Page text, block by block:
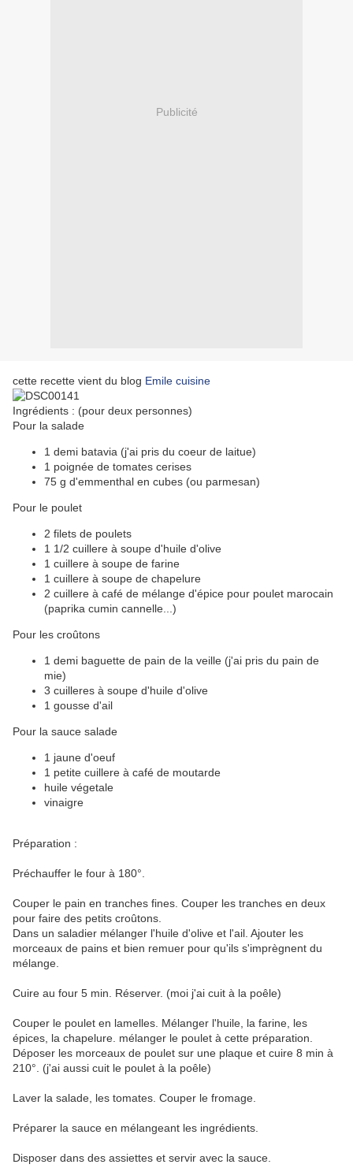
Publicité
cette recette vient du blog Emile cuisine
Ingrédients : (pour deux personnes)
Pour la salade
1 demi batavia (j'ai pris du coeur de laitue)
1 poignée de tomates cerises
75 g d'emmenthal en cubes (ou parmesan)
Pour le poulet
2 filets de poulets
1 1/2 cuillere à soupe d'huile d'olive
1 cuillere à soupe de farine
1 cuillere à soupe de chapelure
2 cuillere à café de mélange d'épice pour poulet marocain
(paprika cumin cannelle...)
Pour les croûtons
1 demi baguette de pain de la veille (j'ai pris du pain de
mie)
3 cuilleres à soupe d'huile d'olive
1 gousse d'ail
Pour la sauce salade
1 jaune d'oeuf
1 petite cuillere à café de moutarde
huile végetale
vinaigre
Préparation :
Préchauffer le four à 180°.
Couper le pain en tranches fines. Couper les tranches en deux
pour faire des petits croûtons.
Dans un saladier mélanger l'huile d'olive et l'ail. Ajouter les
morceaux de pains et bien remuer pour qu'ils s'imprègnent du
mélange.
Cuire au four 5 min. Réserver. (moi j'ai cuit à la poêle)
Couper le poulet en lamelles. Mélanger l'huile, la farine, les
épices, la chapelure. mélanger le poulet à cette préparation.
Déposer les morceaux de poulet sur une plaque et cuire 8 min à
210°. (j'ai aussi cuit le poulet à la poêle)
Laver la salade, les tomates. Couper le fromage.
Préparer la sauce en mélangeant les ingrédients.
Disposer dans des assiettes et servir avec la sauce.